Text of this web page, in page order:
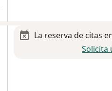
La reserva de citas
Solicita